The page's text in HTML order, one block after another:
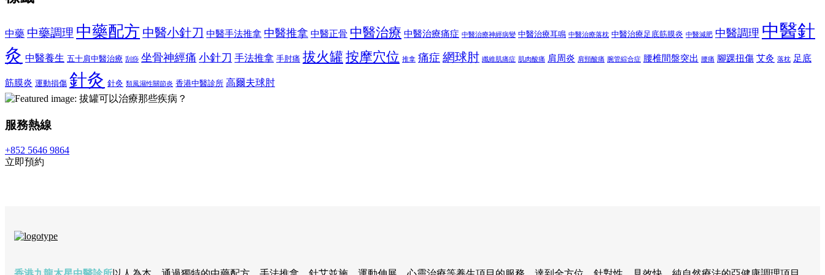
中藥 中藥調理 中藥配方 中醫小針刀 中醫手法推拿 中醫推拿 中醫正骨 中醫治療 中醫治療痛症 中醫治療神經病變 中醫治療耳鳴 中醫治療落枕 中醫治療足底筋膜炎 中醫減肥 中醫調理 中醫針
灸 中醫養生 五十肩中醫治療 刮痧 坐骨神經痛 小針刀 手法推拿 手肘痛 拔火罐按摩穴位 推拿 痛症 網球肘 纖維肌痛症 肌肉酸痛 肩周炎 肩頸酸痛 腕管綜合症 腰椎間盤突出 腰痛 腳踝扭傷 艾灸 落枕 足底
筋膜炎 運動損傷 針灸 針灸 類風濕性關節炎 香港中醫診所 高爾夫球肘
服務熱線
+852 5646 9864
立即預約